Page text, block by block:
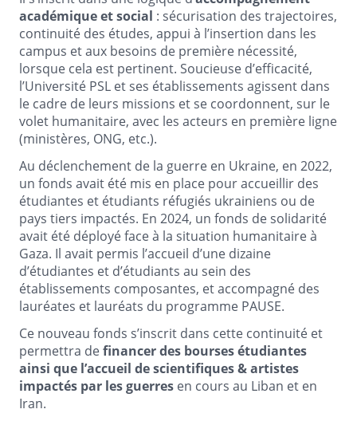
académique et social : sécurisation des trajectoires,
continuité des études, appui à l’insertion dans les
campus et aux besoins de première nécessité,
lorsque cela est pertinent. Soucieuse d’efficacité,
l’Université PSL et ses établissements agissent dans
le cadre de leurs missions et se coordonnent, sur le
volet humanitaire, avec les acteurs en première ligne
(ministères, ONG, etc.).
Au déclenchement de la guerre en Ukraine, en 2022,
un fonds avait été mis en place pour accueillir des
étudiantes et étudiants réfugiés ukrainiens ou de
pays tiers impactés. En 2024, un fonds de solidarité
avait été déployé face à la situation humanitaire à
Gaza. Il avait permis l’accueil d’une dizaine
d’étudiantes et d’étudiants au sein des
établissements composantes, et accompagné des
lauréates et lauréats du programme PAUSE.
Ce nouveau fonds s’inscrit dans cette continuité et
permettra definancer des bourses étudiantes
ainsi que l’accueil de scientifiques & artistes
impactés par les guerres en cours au Liban et en
Iran.